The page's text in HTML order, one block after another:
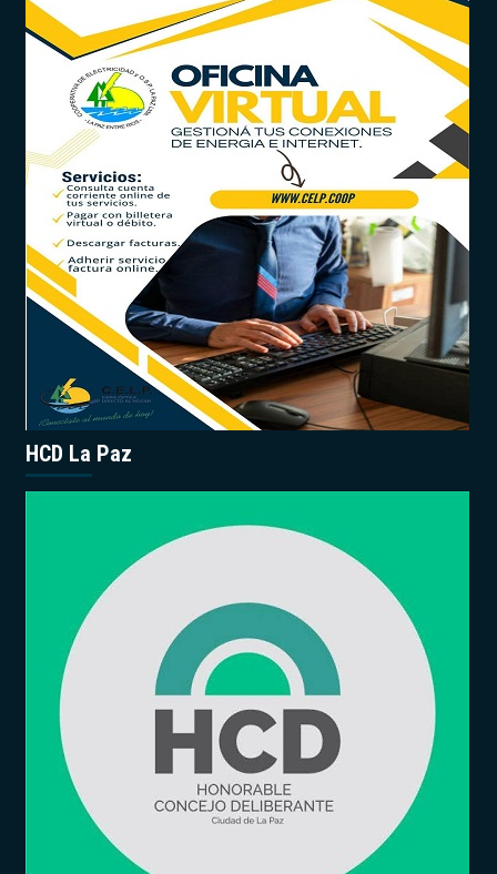
HCD La Paz